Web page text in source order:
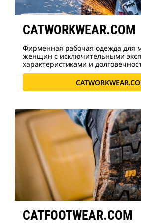
CATWORKWEAR.COM
Фирменная рабочая одежда для
женщин с исключительными
характеристиками и
CATFOOTWEAR.COM